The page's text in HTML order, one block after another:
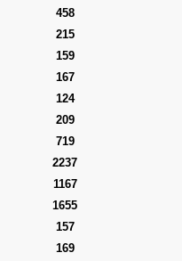
458
215
159
167
124
209
719
2237
1167
1655
157
169